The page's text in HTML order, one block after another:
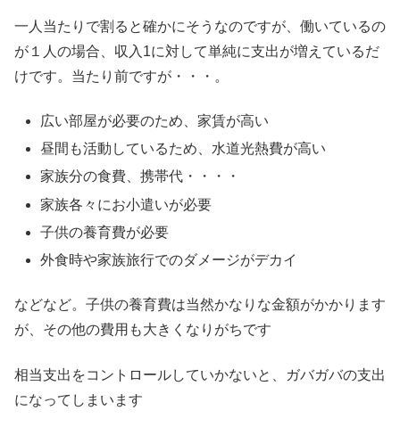
一人当たりで割ると確かにそうなのですが、働いているの
が１人の場合、収入1に対して単純に支出が増えているだ
けです。当たり前ですが・・・。
広い部屋が必要のため、家賃が高い
昼間も活動しているため、水道光熱費が高い
家族分の食費、携帯代・・・・
家族各々にお小遣いが必要
子供の養育費が必要
外食時や家族旅行でのダメージがデカイ
などなど。子供の養育費は当然かなりな金額がかかります
が、その他の費用も大きくなりがちです
相当支出をコントロールしていかないと、ガバガバの支出
になってしまいます